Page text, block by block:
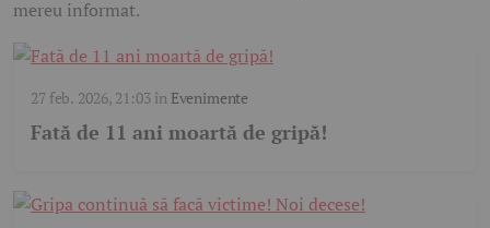
mereu informat.
27 feb. 2026, 21:03în Evenimente
Fată de 11 ani moartă de gripă!